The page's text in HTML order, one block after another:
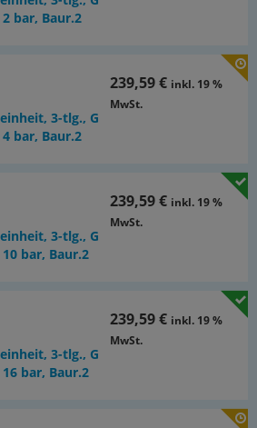
50 mm Manometer
potentielle Zündquelle in
2014/34/EU
bar, Baur.2
3-tlg., G
bar, Baur.2
239,59 € inkl. 19 %
MwSt.
3-tlg., G
bar, Baur.2
239,59 € inkl. 19 %
MwSt.
3-tlg., G
bar, Baur.2
239,59 € inkl. 19 %
MwSt.